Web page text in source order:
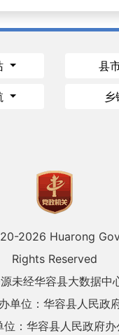
县
乡
2026 Huarong
Rights Reserved
未经华容县大数据中
单位：华容县人民政
位：华容县人民政府办